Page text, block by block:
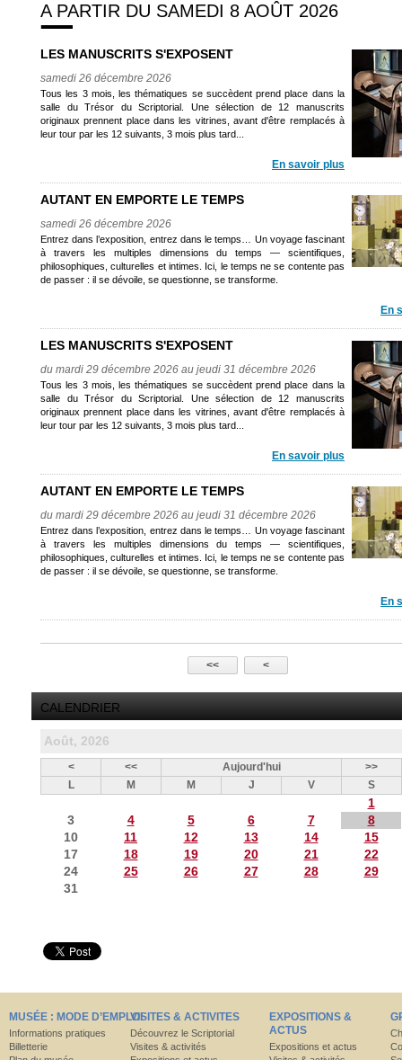
A PARTIR DU SAMEDI 8 AOÛT 2026
LES MANUSCRITS S'EXPOSENT
samedi 26 décembre 2026
Tous les 3 mois, les thématiques se succèdent prend place dans la
salle du Trésor du Scriptorial. Une sélection de 12 manuscrits
originaux prennent place dans les vitrines, avant d'être remplacés à
leur tour par les 12 suivants, 3 mois plus tard...
En savoir plus
AUTANT EN EMPORTE LE TEMPS
samedi 26 décembre 2026
Entrez dans l’exposition, entrez dans le temps… Un voyage fascinant
à travers les multiples dimensions du temps — scientifiques,
philosophiques, culturelles et intimes. Ici, le temps ne se contente pas
de passer : il se dévoile, se questionne, se transforme.
En
LES MANUSCRITS S'EXPOSENT
du mardi 29 décembre 2026 au jeudi 31 décembre 2026
Tous les 3 mois, les thématiques se succèdent prend place dans la
salle du Trésor du Scriptorial. Une sélection de 12 manuscrits
originaux prennent place dans les vitrines, avant d'être remplacés à
leur tour par les 12 suivants, 3 mois plus tard...
En savoir plus
AUTANT EN EMPORTE LE TEMPS
du mardi 29 décembre 2026 au jeudi 31 décembre 2026
Entrez dans l’exposition, entrez dans le temps… Un voyage fascinant
à travers les multiples dimensions du temps — scientifiques,
philosophiques, culturelles et intimes. Ici, le temps ne se contente pas
de passer : il se dévoile, se questionne, se transforme.
En
<< <
CALENDRIER
Août, 2026
< << Aujourd'hui
>>
L
M M J V S
1
3
4 5 6 7
8
10
11 12 13 14
15
17
18 19 20 21
22
24
25 26 27 28
29
31
MUSÉE : MODE D’EMPLOI
Informations pratiques
Billetterie
VISITES & ACTIVITES
Découvrez le Scriptorial
Visites & activités
EXPOSITIONS &
ACTUS
Expositions et actus